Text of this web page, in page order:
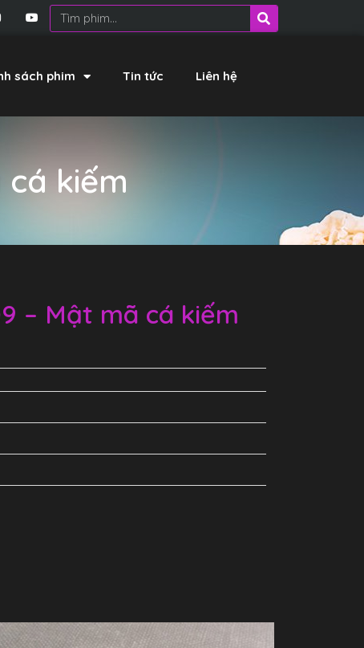
sách phim Tin tức Liên hệ
cá kiếm
– Mật mã cá kiếm